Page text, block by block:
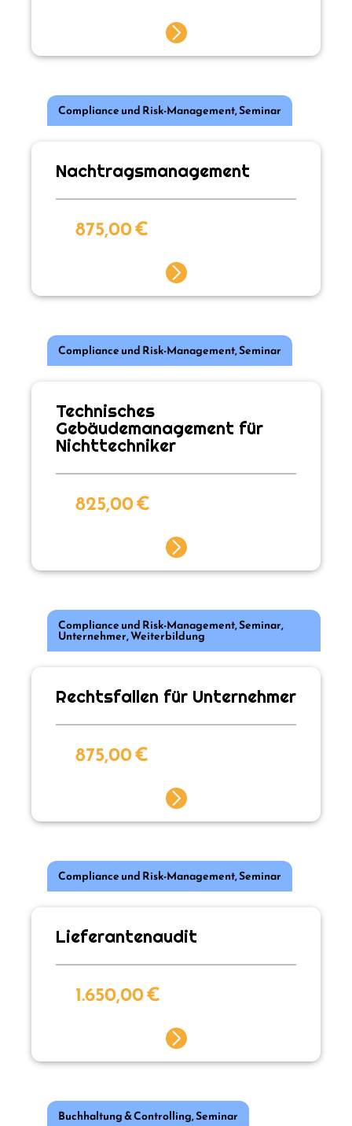
Compliance und Risk-Management,Seminar
Nachtragsmanagement
875,00€
Compliance und Risk-Management,Seminar
Technisches
Gebäudemanagement für
Nichttechniker
825,00€
Compliance und Risk-Management,Seminar,
Unternehmer,Weiterbildung
Rechtsfallen für Unternehmer
875,00€
Compliance und Risk-Management,Seminar
Lieferantenaudit
1.650,00€
Buchhaltung & Controlling,Seminar